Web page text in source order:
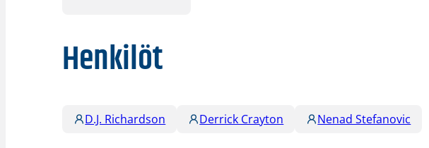
Henkilöt
D.J. Richardson Derrick Crayton Nenad Stefanovic